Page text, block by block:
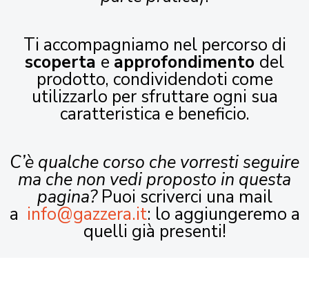
Ti accompagniamo nel percorso di
scoperta e approfondimento del
prodotto, condividendoti come
utilizzarlo per sfruttare ogni sua
caratteristica e beneficio.
C’è qualche corso che vorresti seguire
ma che non vedi proposto in questa
pagina?Puoi scriverci una mail
a info@gazzera.it: lo aggiungeremo a
quelli già presenti!